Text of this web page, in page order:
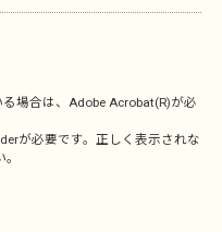
場合は、Adobe Acrobat(R)が必
が必要です。正しく表示されな